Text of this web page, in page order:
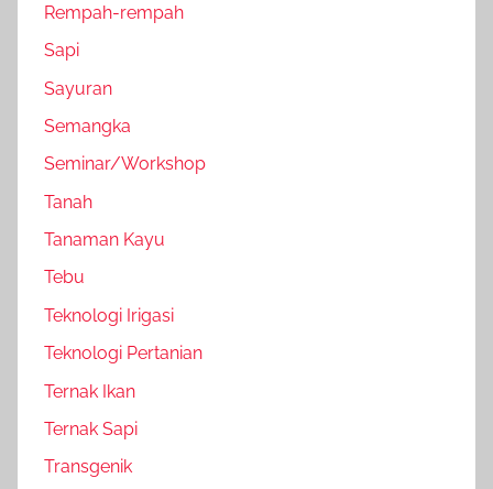
Rempah-rempah
Sapi
Sayuran
Semangka
Seminar/Workshop
Tanah
Tanaman Kayu
Tebu
Teknologi Irigasi
Teknologi Pertanian
Ternak Ikan
Ternak Sapi
Transgenik